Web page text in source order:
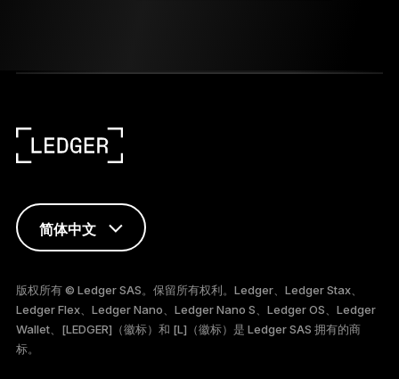
简体中文
FRANÇAIS
版权所有 © Ledger SAS。保留所有权利。Ledger、Ledger Stax、
Ledger Flex、Ledger Nano、Ledger Nano S、Ledger OS、Ledger
Wallet、[LEDGER]（徽标）和 [L]（徽标）是 Ledger SAS 拥有的商
标。